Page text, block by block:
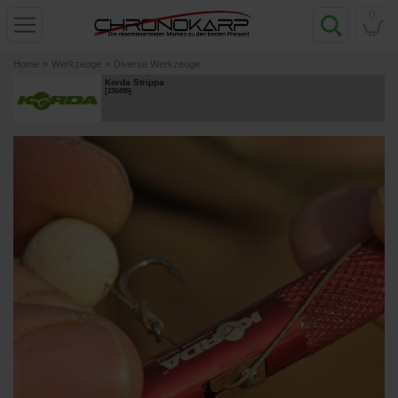
Home » Werkzeuge » Diverse Werkzeuge
Korda Strippa
[230495]